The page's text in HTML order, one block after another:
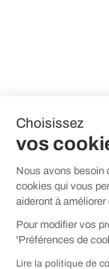
Choisissez
vos
Nous avons besoin
cookies qui vous
aideront à améliorer
Pour modifier vos
'Préférences de
Lire la politique de